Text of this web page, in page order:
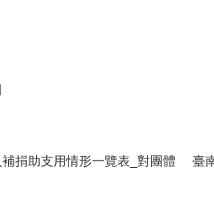
捐助支用情形一覽表_對團體 臺